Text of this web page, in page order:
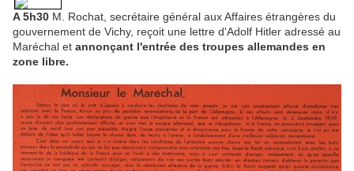
A 5h30 M. Rochat, secrétaire général aux Affaires étrangères du
gouvernement de Vichy, reçoit une lettre d'Adolf Hitler adressé au
Maréchal et annonçant l'entrée des troupes allemandes en
zone libre.